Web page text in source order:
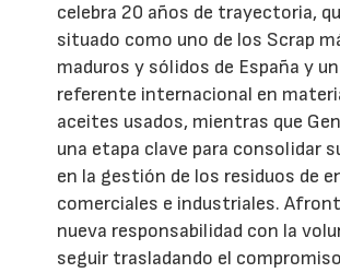
celebra 20 años de trayectoria,
situado como uno de los Scrap
maduros y sólidos de España y
referente internacional en
aceites usados, mientras que
una etapa clave para consolidar
en la gestión de los residuos de
comerciales e industriales.
nueva responsabilidad con la
seguir trasladando el